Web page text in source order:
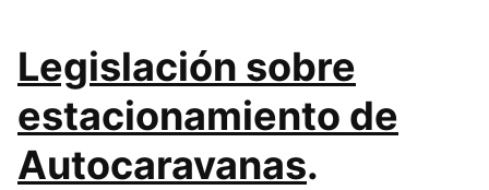
Legislación sobre
estacionamiento de
Autocaravanas.